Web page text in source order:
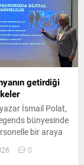
getirdiği
İsmail Polat,
bünyesinde
bir araya
bağımlılıkla
ekran
0